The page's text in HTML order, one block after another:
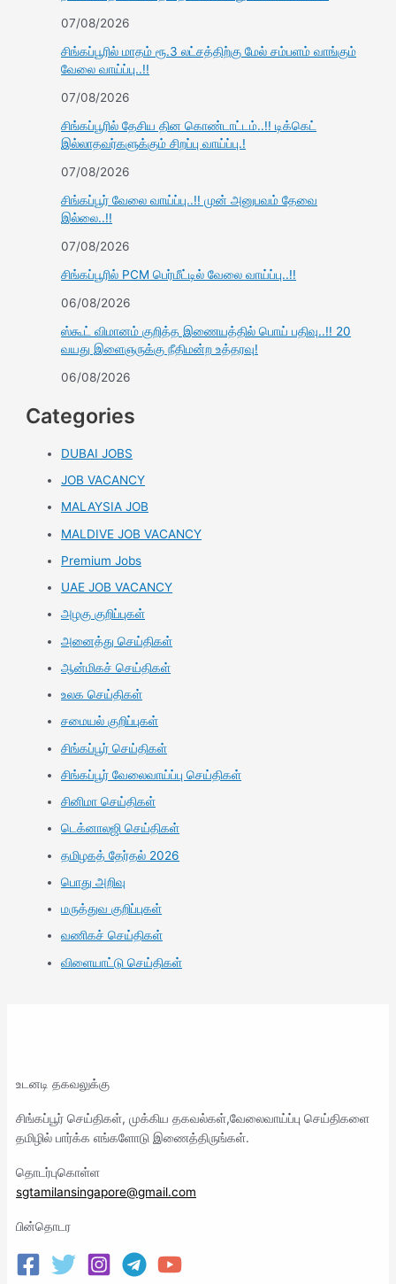
07/08/2026
சிங்கப்பூரில் மாதம் ரூ.3 லட்சத்திற்கு மேல் சம்பளம் வாங்கும்
வேலை வாய்ப்பு..!!
07/08/2026
சிங்கப்பூரில் தேசிய தின கொண்டாட்டம்..!! டிக்கெட்
இல்லாதவர்களுக்கும் சிறப்பு வாய்ப்பு.!
07/08/2026
சிங்கப்பூர் வேலை வாய்ப்பு..!! முன் அனுபவம் தேவை
இல்லை..!!
07/08/2026
சிங்கப்பூரில் PCM பெர்மீட்டில் வேலை வாய்ப்பு..!!
06/08/2026
ஸ்கூட் விமானம் குறித்த இணையத்தில் பொய் பதிவு..!! 20
வயது இளைஞருக்கு நீதிமன்ற உத்தரவு!
06/08/2026
Categories
DUBAI JOBS
JOB VACANCY
MALAYSIA JOB
MALDIVE JOB VACANCY
Premium Jobs
UAE JOB VACANCY
அழகு குறிப்புகள்
அனைத்து செய்திகள்
ஆன்மிகச் செய்திகள்
உலக செய்திகள்
சமையல் குறிப்புகள்
சிங்கப்பூர் செய்திகள்
சிங்கப்பூர் வேலைவாய்ப்பு செய்திகள்
சினிமா செய்திகள்
டெக்னாலஜி செய்திகள்
தமிழகத் தேர்தல் 2026
பொது அறிவு
மருத்துவ குறிப்புகள்
வணிகச் செய்திகள்
விளையாட்டு செய்திகள்
உடனடி தகவலுக்கு
சிங்கப்பூர் செய்திகள், முக்கிய தகவல்கள்,வேலைவாய்ப்பு செய்திகளை
தமிழில் பார்க்க எங்களோடு இணைத்திருங்கள்.
தொடர்புகொள்ள
sgtamilansingapore@gmail.com
பின்தொடர